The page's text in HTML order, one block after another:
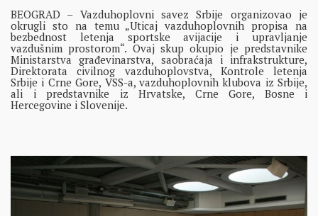
BEOGRAD – Vazduhoplovni savez Srbije organizovao je
okrugli sto na temu „Uticaj vazduhoplovnih propisa na
bezbednost letenja sportske avijacije i upravljanje
vazdušnim prostorom“. Ovaj skup okupio je predstavnike
Ministarstva građevinarstva, saobraćaja i infrakstrukture,
Direktorata civilnog vazduhoplovstva, Kontrole letenja
Srbije i Crne Gore, VSS-a, vazduhoplovnih klubova iz Srbije,
ali i predstavnike iz Hrvatske, Crne Gore, Bosne i
Hercegovine i Slovenije.